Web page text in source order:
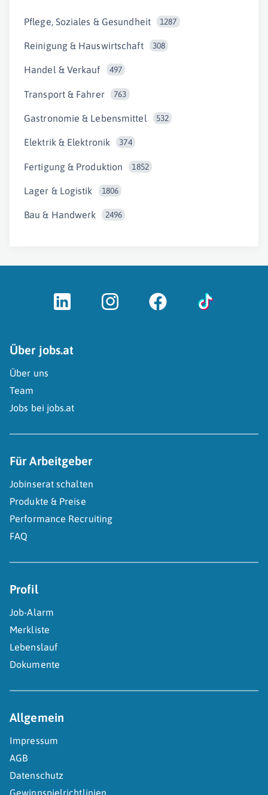
Pflege, Soziales & Gesundheit 1287
Reinigung & Hauswirtschaft 308
Handel & Verkauf 497
Transport & Fahrer 763
Gastronomie & Lebensmittel 532
Elektrik & Elektronik 374
Fertigung & Produktion 1852
Lager & Logistik 1806
Bau & Handwerk 2496
Über jobs.at
Über uns
Team
Jobs bei jobs.at
Für Arbeitgeber
Jobinserat schalten
Produkte & Preise
Performance Recruiting
FAQ
Profil
Job-Alarm
Merkliste
Lebenslauf
Dokumente
Allgemein
Impressum
AGB
Datenschutz
Gewinnspielrichtlinien